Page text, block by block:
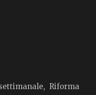
Riforma